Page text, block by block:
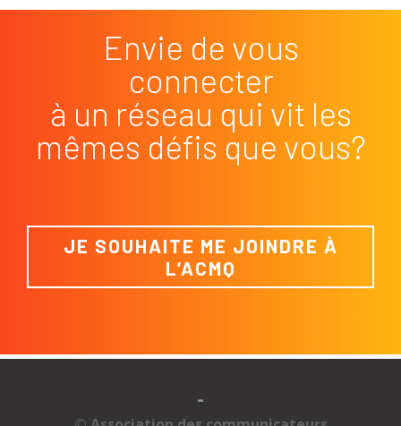
Envie de vous
connecter
à un réseau qui vit les
mêmes défis que vous?
JE SOUHAITE ME JOINDRE À
L’ACMQ
-